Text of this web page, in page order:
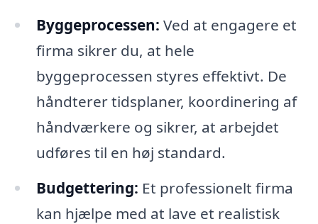
Byggeprocessen: Ved at engagere et
firma sikrer du, at hele
byggeprocessen styres effektivt. De
håndterer tidsplaner, koordinering af
håndværkere og sikrer, at arbejdet
udføres til en høj standard.
Budgettering: Et professionelt firma
kan hjælpe med at lave et realistisk